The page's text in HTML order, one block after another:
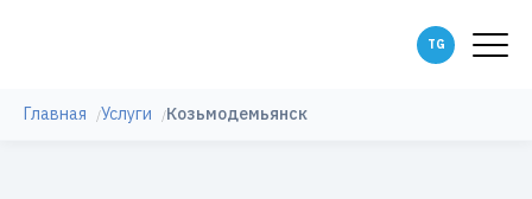
Главная Услуги Козьмодемьянск